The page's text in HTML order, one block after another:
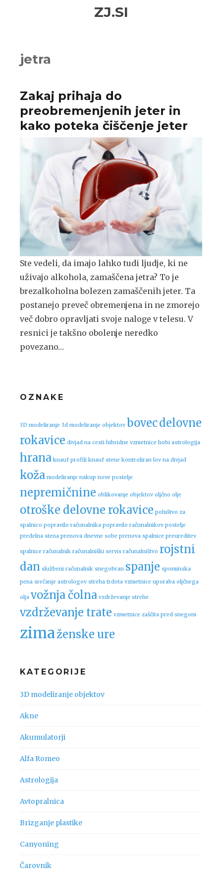
ZJ.SI
jetra
Zakaj prihaja do
preobremenjenih jeter in
kako poteka čiščenje jeter
Ste vedeli, da imajo lahko tudi ljudje, ki ne
uživajo alkohola, zamaščena jetra? To je
brezalkoholna bolezen zamaščenih jeter. Ta
postanejo preveč obremenjena in ne zmorejo
več dobro opravljati svoje naloge v telesu. V
resnici je takšno obolenje neredko
povezano…
OZNAKE
3D modeliranje 3d modeliranje objektov bovecdelovne
rokavice divjad na cesti hibridne vzmetnice hobi astrologija
hrana knauf profili knauf stene kontroliran lov na divjad
koža modeliranje nakup nove postelje
nepremičnine oblikovanje objektov oljčno olje
otroške delovne rokavice pohištvo za
spalnico popravilo računalnika popravilo računalnikov postelje
predelna stena prenova dnevne sobe prenova spalnice preureditev
spalnice računalnik računalniški servis računalništvo rojstni
dan službeni računalnik snegobran spanje spominska
pena srečanje astrologov streha trdota vzmetnice uporaba oljčnega
olja vožnja čolna vzdrževanje strehe
vzdrževanje trate vzmetnice zaščita pred snegom
zimaženske ure
KATEGORIJE
3D modeliranje objektov
Akne
Akumulatorji
Alfa Romeo
Astrologija
Avtopralnica
Brizganje plastike
Canyoning
Čarovnik